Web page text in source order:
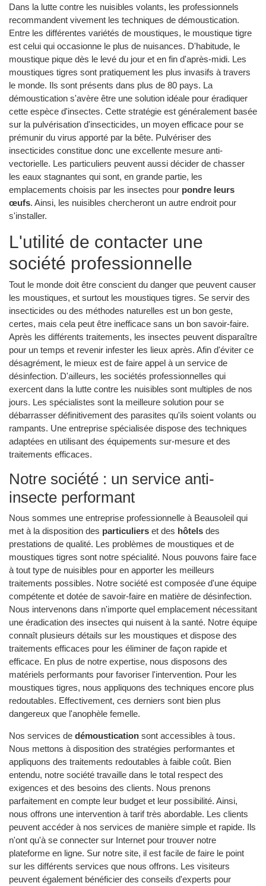
Dans la lutte contre les nuisibles volants, les professionnels
recommandent vivement les techniques de démoustication.
Entre les différentes variétés de moustiques, le moustique tigre
est celui qui occasionne le plus de nuisances. D'habitude, le
moustique pique dès le levé du jour et en fin d'après-midi. Les
moustiques tigres sont pratiquement les plus invasifs à travers
le monde. Ils sont présents dans plus de 80 pays. La
démoustication s'avère être une solution idéale pour éradiquer
cette espèce d'insectes. Cette stratégie est généralement basée
sur la pulvérisation d'insecticides, un moyen efficace pour se
prémunir du virus apporté par la bête. Pulvériser des
insecticides constitue donc une excellente mesure anti-
vectorielle. Les particuliers peuvent aussi décider de chasser
les eaux stagnantes qui sont, en grande partie, les
emplacements choisis par les insectes pour pondre leurs
œufs. Ainsi, les nuisibles chercheront un autre endroit pour
s'installer.
L'utilité de contacter une
société professionnelle
Tout le monde doit être conscient du danger que peuvent causer
les moustiques, et surtout les moustiques tigres. Se servir des
insecticides ou des méthodes naturelles est un bon geste,
certes, mais cela peut être inefficace sans un bon savoir-faire.
Après les différents traitements, les insectes peuvent disparaître
pour un temps et revenir infester les lieux après. Afin d'éviter ce
désagrément, le mieux est de faire appel à un service de
désinfection. D'ailleurs, les sociétés professionnelles qui
exercent dans la lutte contre les nuisibles sont multiples de nos
jours. Les spécialistes sont la meilleure solution pour se
débarrasser définitivement des parasites qu'ils soient volants ou
rampants. Une entreprise spécialisée dispose des techniques
adaptées en utilisant des équipements sur-mesure et des
traitements efficaces.
Notre société : un service anti-
insecte performant
Nous sommes une entreprise professionnelle à Beausoleil qui
met à la disposition des particuliers et des hôtels des
prestations de qualité. Les problèmes de moustiques et de
moustiques tigres sont notre spécialité. Nous pouvons faire face
à tout type de nuisibles pour en apporter les meilleurs
traitements possibles. Notre société est composée d'une équipe
compétente et dotée de savoir-faire en matière de désinfection.
Nous intervenons dans n'importe quel emplacement nécessitant
une éradication des insectes qui nuisent à la santé. Notre équipe
connaît plusieurs détails sur les moustiques et dispose des
traitements efficaces pour les éliminer de façon rapide et
efficace. En plus de notre expertise, nous disposons des
matériels performants pour favoriser l'intervention. Pour les
moustiques tigres, nous appliquons des techniques encore plus
redoutables. Effectivement, ces derniers sont bien plus
dangereux que l'anophèle femelle.
Nos services de démoustication sont accessibles à tous.
Nous mettons à disposition des stratégies performantes et
appliquons des traitements redoutables à faible coût. Bien
entendu, notre société travaille dans le total respect des
exigences et des besoins des clients. Nous prenons
parfaitement en compte leur budget et leur possibilité. Ainsi,
nous offrons une intervention à tarif très abordable. Les clients
peuvent accéder à nos services de manière simple et rapide. Ils
n'ont qu'à se connecter sur Internet pour trouver notre
plateforme en ligne. Sur notre site, il est facile de faire le point
sur les différents services que nous offrons. Les visiteurs
peuvent également bénéficier des conseils d'experts pour